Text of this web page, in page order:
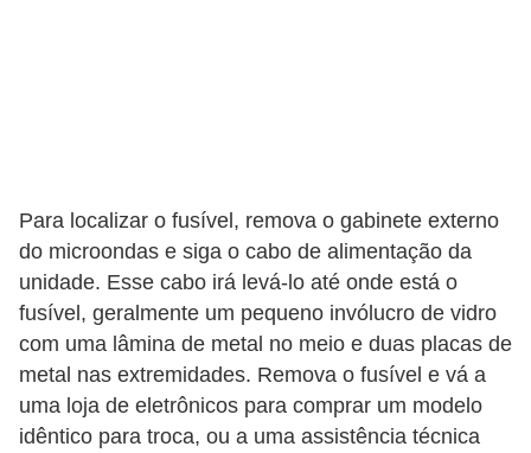
Para localizar o fusível, remova o gabinete externo
do microondas e siga o cabo de alimentação da
unidade. Esse cabo irá levá-lo até onde está o
fusível, geralmente um pequeno invólucro de vidro
com uma lâmina de metal no meio e duas placas de
metal nas extremidades. Remova o fusível e vá a
uma loja de eletrônicos para comprar um modelo
idêntico para troca, ou a uma assistência técnica